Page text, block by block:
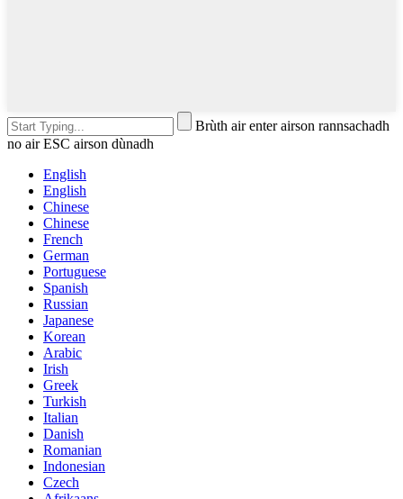
Brùth air enter airson rannsachadh
no air ESC airson dùnadh
English
English
Chinese
Chinese
French
German
Portuguese
Spanish
Russian
Japanese
Korean
Arabic
Irish
Greek
Turkish
Italian
Danish
Romanian
Indonesian
Czech